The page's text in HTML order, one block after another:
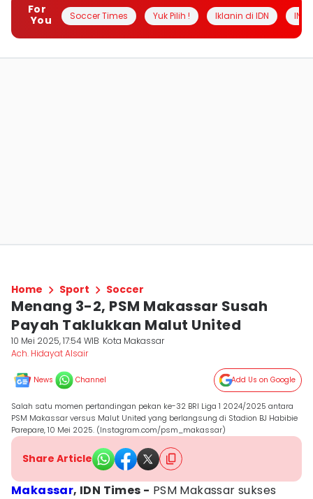
For
You
Soccer Times Yuk Pilih ! Iklanin di IDN
Home Sport Soccer
Menang 3-2, PSM Makassar Susah
Payah Taklukkan Malut United
10 Mei 2025, 17:54 WIB Kota Makassar
Ach. Hidayat Alsair
News Channel Add Us on Google
Salah satu momen pertandingan pekan ke-32 BRI Liga 1 2024/2025 antara
PSM Makassar versus Malut United yang berlangsung di Stadion BJ Habibie
Parepare, 10 Mei 2025. (Instagram.com/psm_makassar)
Share Article
Makassar, IDN Times - PSM Makassar sukses